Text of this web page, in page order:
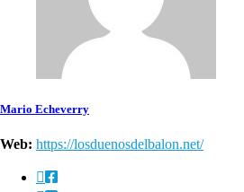
Mario Echeverry
Web: https://losduenosdelbalon.net/